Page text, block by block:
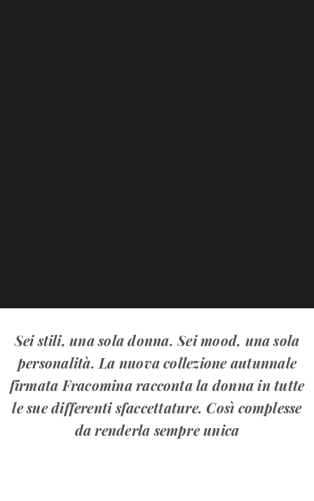
Sei stili, una sola donna. Sei mood, una sola
personalità. La nuova collezione autunnale
firmata Fracomina racconta la donna in tutte
le sue differenti sfaccettature. Così complesse
da renderla sempre unica